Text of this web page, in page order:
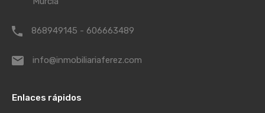
868949145 - 606663489
info@inmobiliariaferez.com
Enlaces rápidos